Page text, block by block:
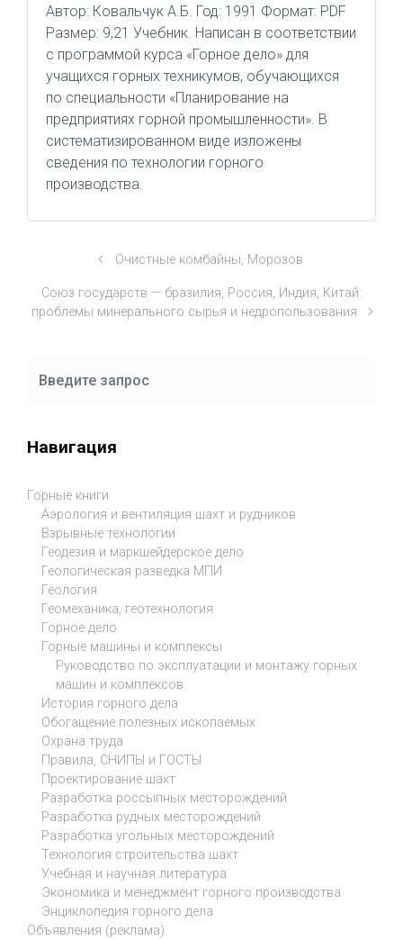
Автор: Ковальчук А.Б. Год: 1991 Формат: PDF
Размер: 9,21 Учебник. Написан в соответствии
с программой курса «Горное дело» для
учащихся горных техникумов, обучающихся
по специальности «Планирование на
предприятиях горной промышленности». В
систематизированном виде изложены
сведения по технологии горного
производства.
Очистные комбайны, Морозов
Союз государств — бразилия, Россия, Индия, Китай:
проблемы минерального сырья и недропользования
Навигация
Горные книги
Аэрология и вентиляция шахт и рудников
Взрывные технологии
Геодезия и маркшейдерское дело
Геологическая разведка МПИ
Геология
Геомеханика, геотехнология
Горное дело
Горные машины и комплексы
Руководство по эксплуатации и монтажу горных
машин и комплексов
История горного дела
Обогащение полезных ископаемых
Охрана труда
Правила, СНИПЫ и ГОСТЫ
Проектирование шахт
Разработка россыпных месторождений
Разработка рудных месторождений
Разработка угольных месторождений
Технология строительства шахт
Учебная и научная литература
Экономика и менеджмент горного производства
Энциклопедия горного дела
Объявления (реклама)